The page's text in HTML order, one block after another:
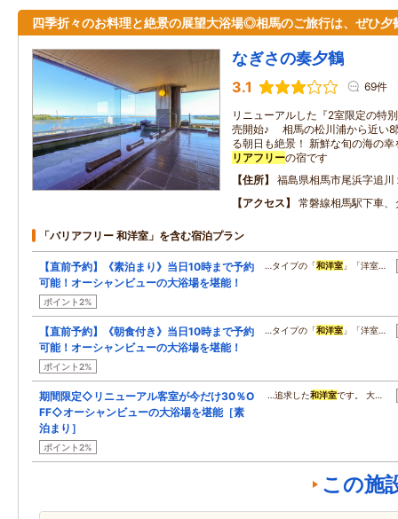
四季折々のお料理と絶景の展望大浴場◎相馬のご旅行は、ぜひ夕
なぎさの奏夕鶴
3.1 69件
リニューアルした『2室限定の特別
売開始♪ 相馬の松川浦から近い8
る朝日も絶景！ 新鮮な旬の海の
リアフリーの宿です
住所
福島県相馬市尾浜字追川
アクセス
常磐線相馬駅下車、
「バリアフリー 和洋室」を含む宿泊プラン
【直前予約】《素泊まり》当日10時まで予約
可能！オーシャンビューの大浴場を堪能！
ポイント2%
…タイプの「和洋室 」「洋室…
【直前予約】《朝食付き》当日10時まで予約
可能！オーシャンビューの大浴場を堪能！
ポイント2%
…タイプの「和洋室 」「洋室…
期間限定◇リニューアル客室が今だけ30％O
FF◇オーシャンビューの大浴場を堪能［素
泊まり］
ポイント2%
…追求した和洋室です。 大…
この施